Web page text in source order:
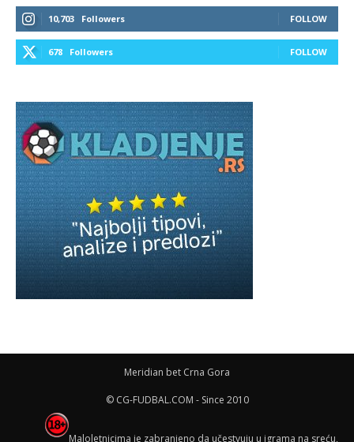
10,703 Followers FOLLOW
678 Followers FOLLOW
Meridian bet Crna Gora
© CG-FUDBAL.COM - Since 2010
Maloletnicima je zabranjeno da učestvuju u igrama na sreću,